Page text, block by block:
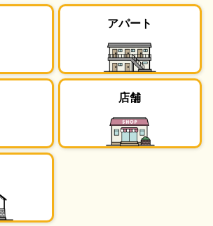
アパート
店舗